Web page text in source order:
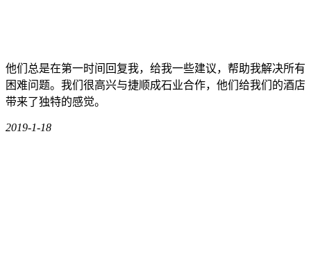
他们总是在第一时间回复我，给我一些建议，帮助我解决所有
困难问题。我们很高兴与捷顺成石业合作，他们给我们的酒店
带来了独特的感觉。
2019-1-18